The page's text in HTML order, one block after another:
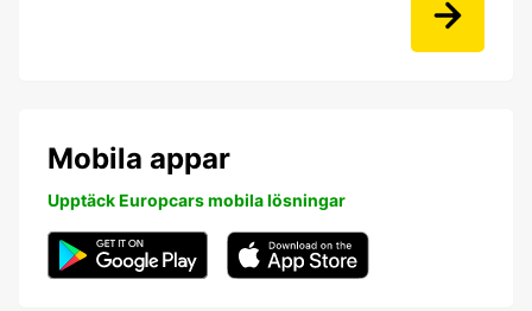
Mobila appar
Upptäck Europcars mobila lösningar